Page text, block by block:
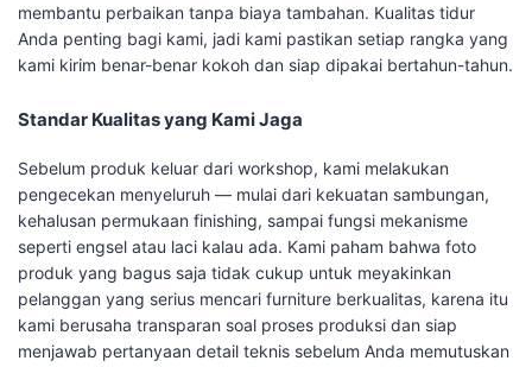
membantu perbaikan tanpa biaya tambahan. Kualitas tidur
Anda penting bagi kami, jadi kami pastikan setiap rangka yang
kami kirim benar-benar kokoh dan siap dipakai bertahun-tahun.
Standar Kualitas yang Kami Jaga
Sebelum produk keluar dari workshop, kami melakukan
pengecekan menyeluruh — mulai dari kekuatan sambungan,
kehalusan permukaan finishing, sampai fungsi mekanisme
seperti engsel atau laci kalau ada. Kami paham bahwa foto
produk yang bagus saja tidak cukup untuk meyakinkan
pelanggan yang serius mencari furniture berkualitas, karena itu
kami berusaha transparan soal proses produksi dan siap
menjawab pertanyaan detail teknis sebelum Anda memutuskan